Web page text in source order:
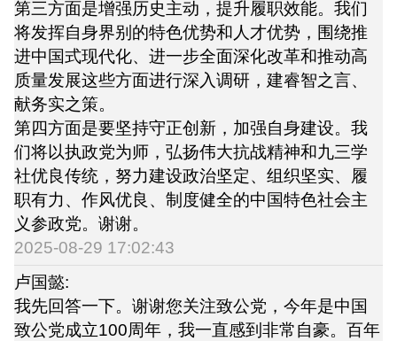
第三方面是增强历史主动，提升履职效能。我们
将发挥自身界别的特色优势和人才优势，围绕推
进中国式现代化、进一步全面深化改革和推动高
质量发展这些方面进行深入调研，建睿智之言、
献务实之策。
第四方面是要坚持守正创新，加强自身建设。我
们将以执政党为师，弘扬伟大抗战精神和九三学
社优良传统，努力建设政治坚定、组织坚实、履
职有力、作风优良、制度健全的中国特色社会主
义参政党。谢谢。
2025-08-29 17:02:43
卢国懿:
我先回答一下。谢谢您关注致公党，今年是中国
致公党成立100周年，我一直感到非常自豪。百年